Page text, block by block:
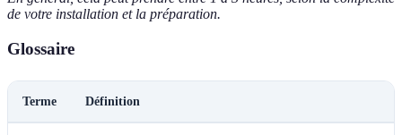
de votre installation et la préparation.
Glossaire
Terme Définition